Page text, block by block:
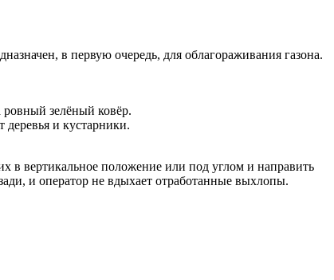
в первую очередь, для облагораживания газона.
ровный зелёный ковёр.
деревья и кустарники.
в вертикальное положение или под углом и направить
и оператор не вдыхает отработанные выхлопы.